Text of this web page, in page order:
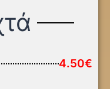
4.50€